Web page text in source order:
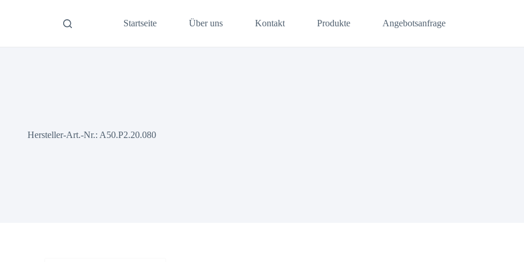
Startseite Über uns Kontakt Produkte Angebotsanfrage
Hersteller-Art.-Nr.: A50.P2.20.080